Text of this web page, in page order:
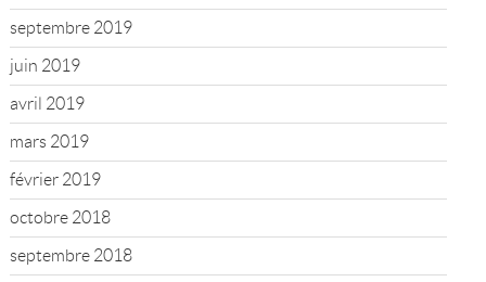
septembre 2019
juin 2019
avril 2019
mars 2019
février 2019
octobre 2018
septembre 2018